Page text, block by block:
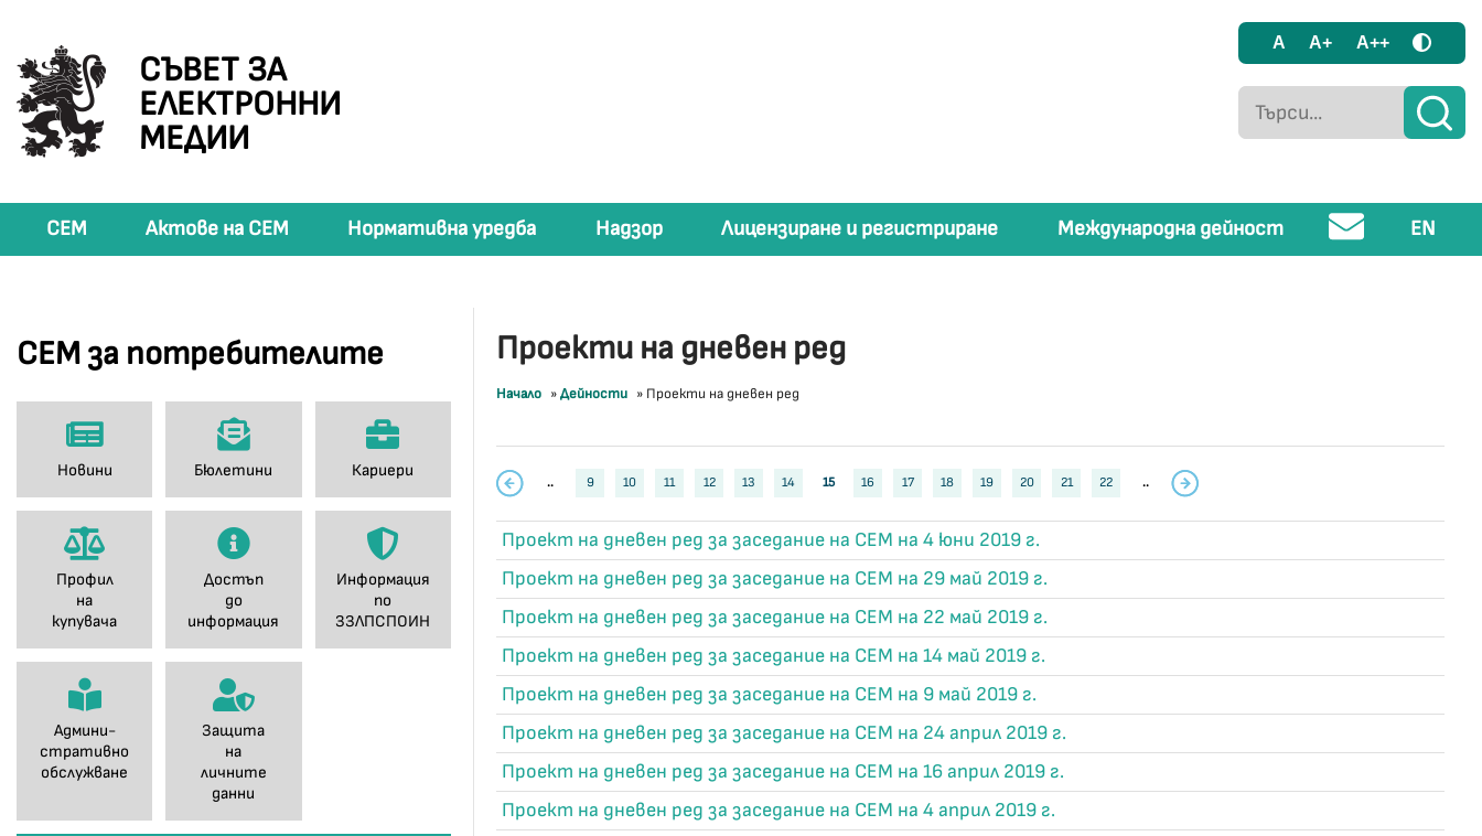
СЪВЕТ ЗА
ЕЛЕКТРОННИ
МЕДИИ
A A+ A++
СЕМ Актове на СЕМ Нормативна уредба Надзор Лицензиране и регистриране Международна дейност EN
СЕМ за потребителите
Новини Бюлетини Кариери
Профил
на
купувача
Достъп
до
информация
Информация
по
ЗЗЛПСПОИН
Админи-
стративно
обслужване
Защита
на
личните
данни
Проекти на дневен ред
Начало »Дейности » Проекти на дневен ред
.. 9 10 11 12 13 14 15 16 17 18 19 20 21 22 ..
Проект на дневен ред за заседание на СЕМ на 4 юни 2019 г.
Проект на дневен ред за заседание на СЕМ на 29 май 2019 г.
Проект на дневен ред за заседание на СЕМ на 22 май 2019 г.
Проект на дневен ред за заседание на СЕМ на 14 май 2019 г.
Проект на дневен ред за заседание на СЕМ на 9 май 2019 г.
Проект на дневен ред за заседание на СЕМ на 24 април 2019 г.
Проект на дневен ред за заседание на СЕМ на 16 април 2019 г.
Проект на дневен ред за заседание на СЕМ на 4 април 2019 г.